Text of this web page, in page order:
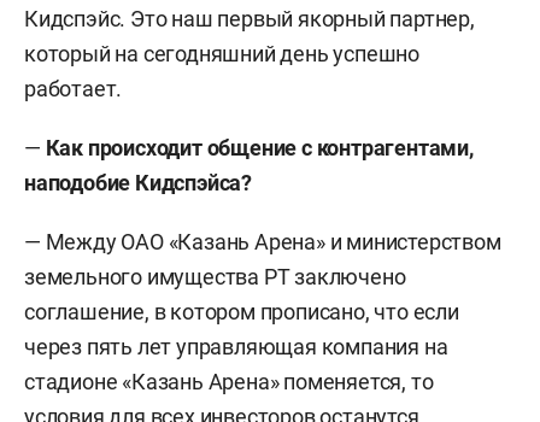
Кидспэйс. Это наш первый якорный партнер,
который на сегодняшний день успешно
работает.
— Как происходит общение с контрагентами,
наподобие Кидспэйса?
— Между ОАО «Казань Арена» и министерством
земельного имущества РТ заключено
соглашение, в котором прописано, что если
через пять лет управляющая компания на
стадионе «Казань Арена» поменяется, то
условия для всех инвесторов останутся